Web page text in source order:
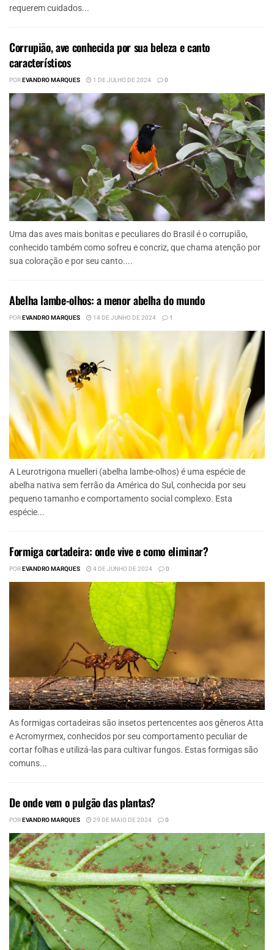
requerem cuidados...
Corrupião, ave conhecida por sua beleza e canto
característicos
POREVANDRO MARQUES 1 DE JULHO DE 2024 0
Uma das aves mais bonitas e peculiares do Brasil é o corrupião,
conhecido também como sofreu e concriz, que chama atenção por
sua coloração e por seu canto....
Abelha lambe-olhos: a menor abelha do mundo
POREVANDRO MARQUES 14 DE JUNHO DE 2024 1
A Leurotrigona muelleri (abelha lambe-olhos) é uma espécie de
abelha nativa sem ferrão da América do Sul, conhecida por seu
pequeno tamanho e comportamento social complexo. Esta
espécie...
Formiga cortadeira: onde vive e como eliminar?
POREVANDRO MARQUES 4 DE JUNHO DE 2024 0
As formigas cortadeiras são insetos pertencentes aos gêneros Atta
e Acromyrmex, conhecidos por seu comportamento peculiar de
cortar folhas e utilizá-las para cultivar fungos. Estas formigas são
comuns...
De onde vem o pulgão das plantas?
POREVANDRO MARQUES 29 DE MAIO DE 2024 0